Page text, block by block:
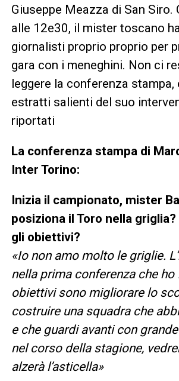
Giuseppe Meazza di San Siro.
alle 12e30, il mister toscano
giornalisti proprio proprio per
gara con i meneghini. Non ci
leggere la conferenza stampa,
estratti salienti del suo
riportati
La conferenza stampa di
Inter Torino:
Inizia il campionato, mister
posiziona il Toro nella griglia?
gli obiettivi?
«Io non amo molto le griglie.
nella prima conferenza che ho
obiettivi sono migliorare lo
costruire una squadra che
e che guardi avanti con
nel corso della stagione,
alzerà l’asticella»